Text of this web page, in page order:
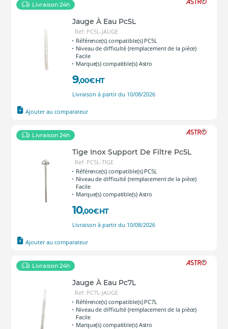
Livraison 24h
Jauge À Eau Pc5L
Ref: PC5L-JAUGE
Référence(s) compatible(s) PC5L
Niveau de difficulté (remplacement de la pièce)
Facile
Marque(s) compatible(s) Astro
9,00€HT
Livraison à partir du 10/08/2026
Ajouter au comparateur
Livraison 24h
Tige Inox Support De Filtre Pc5L
Ref: PC5L-TIGE
Référence(s) compatible(s) PC5L
Niveau de difficulté (remplacement de la pièce)
Facile
Marque(s) compatible(s) Astro
10,00€HT
Livraison à partir du 10/08/2026
Ajouter au comparateur
Livraison 24h
Jauge À Eau Pc7L
Ref: PC7L-JAUGE
Référence(s) compatible(s) PC7L
Niveau de difficulté (remplacement de la pièce)
Facile
Marque(s) compatible(s) Astro